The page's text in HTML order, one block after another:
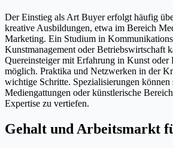
Der Einstieg als Art Buyer erfolgt häufig
kreative Ausbildungen, etwa im Bereich
Marketing. Ein Studium in
Kunstmanagement oder Betriebswirtschaft
Quereinsteiger mit Erfahrung in Kunst oder
möglich. Praktika und Netzwerken in der
wichtige Schritte. Spezialisierungen können
Mediengattungen oder künstlerische
Expertise zu vertiefen.
Gehalt und Arbeitsmarkt